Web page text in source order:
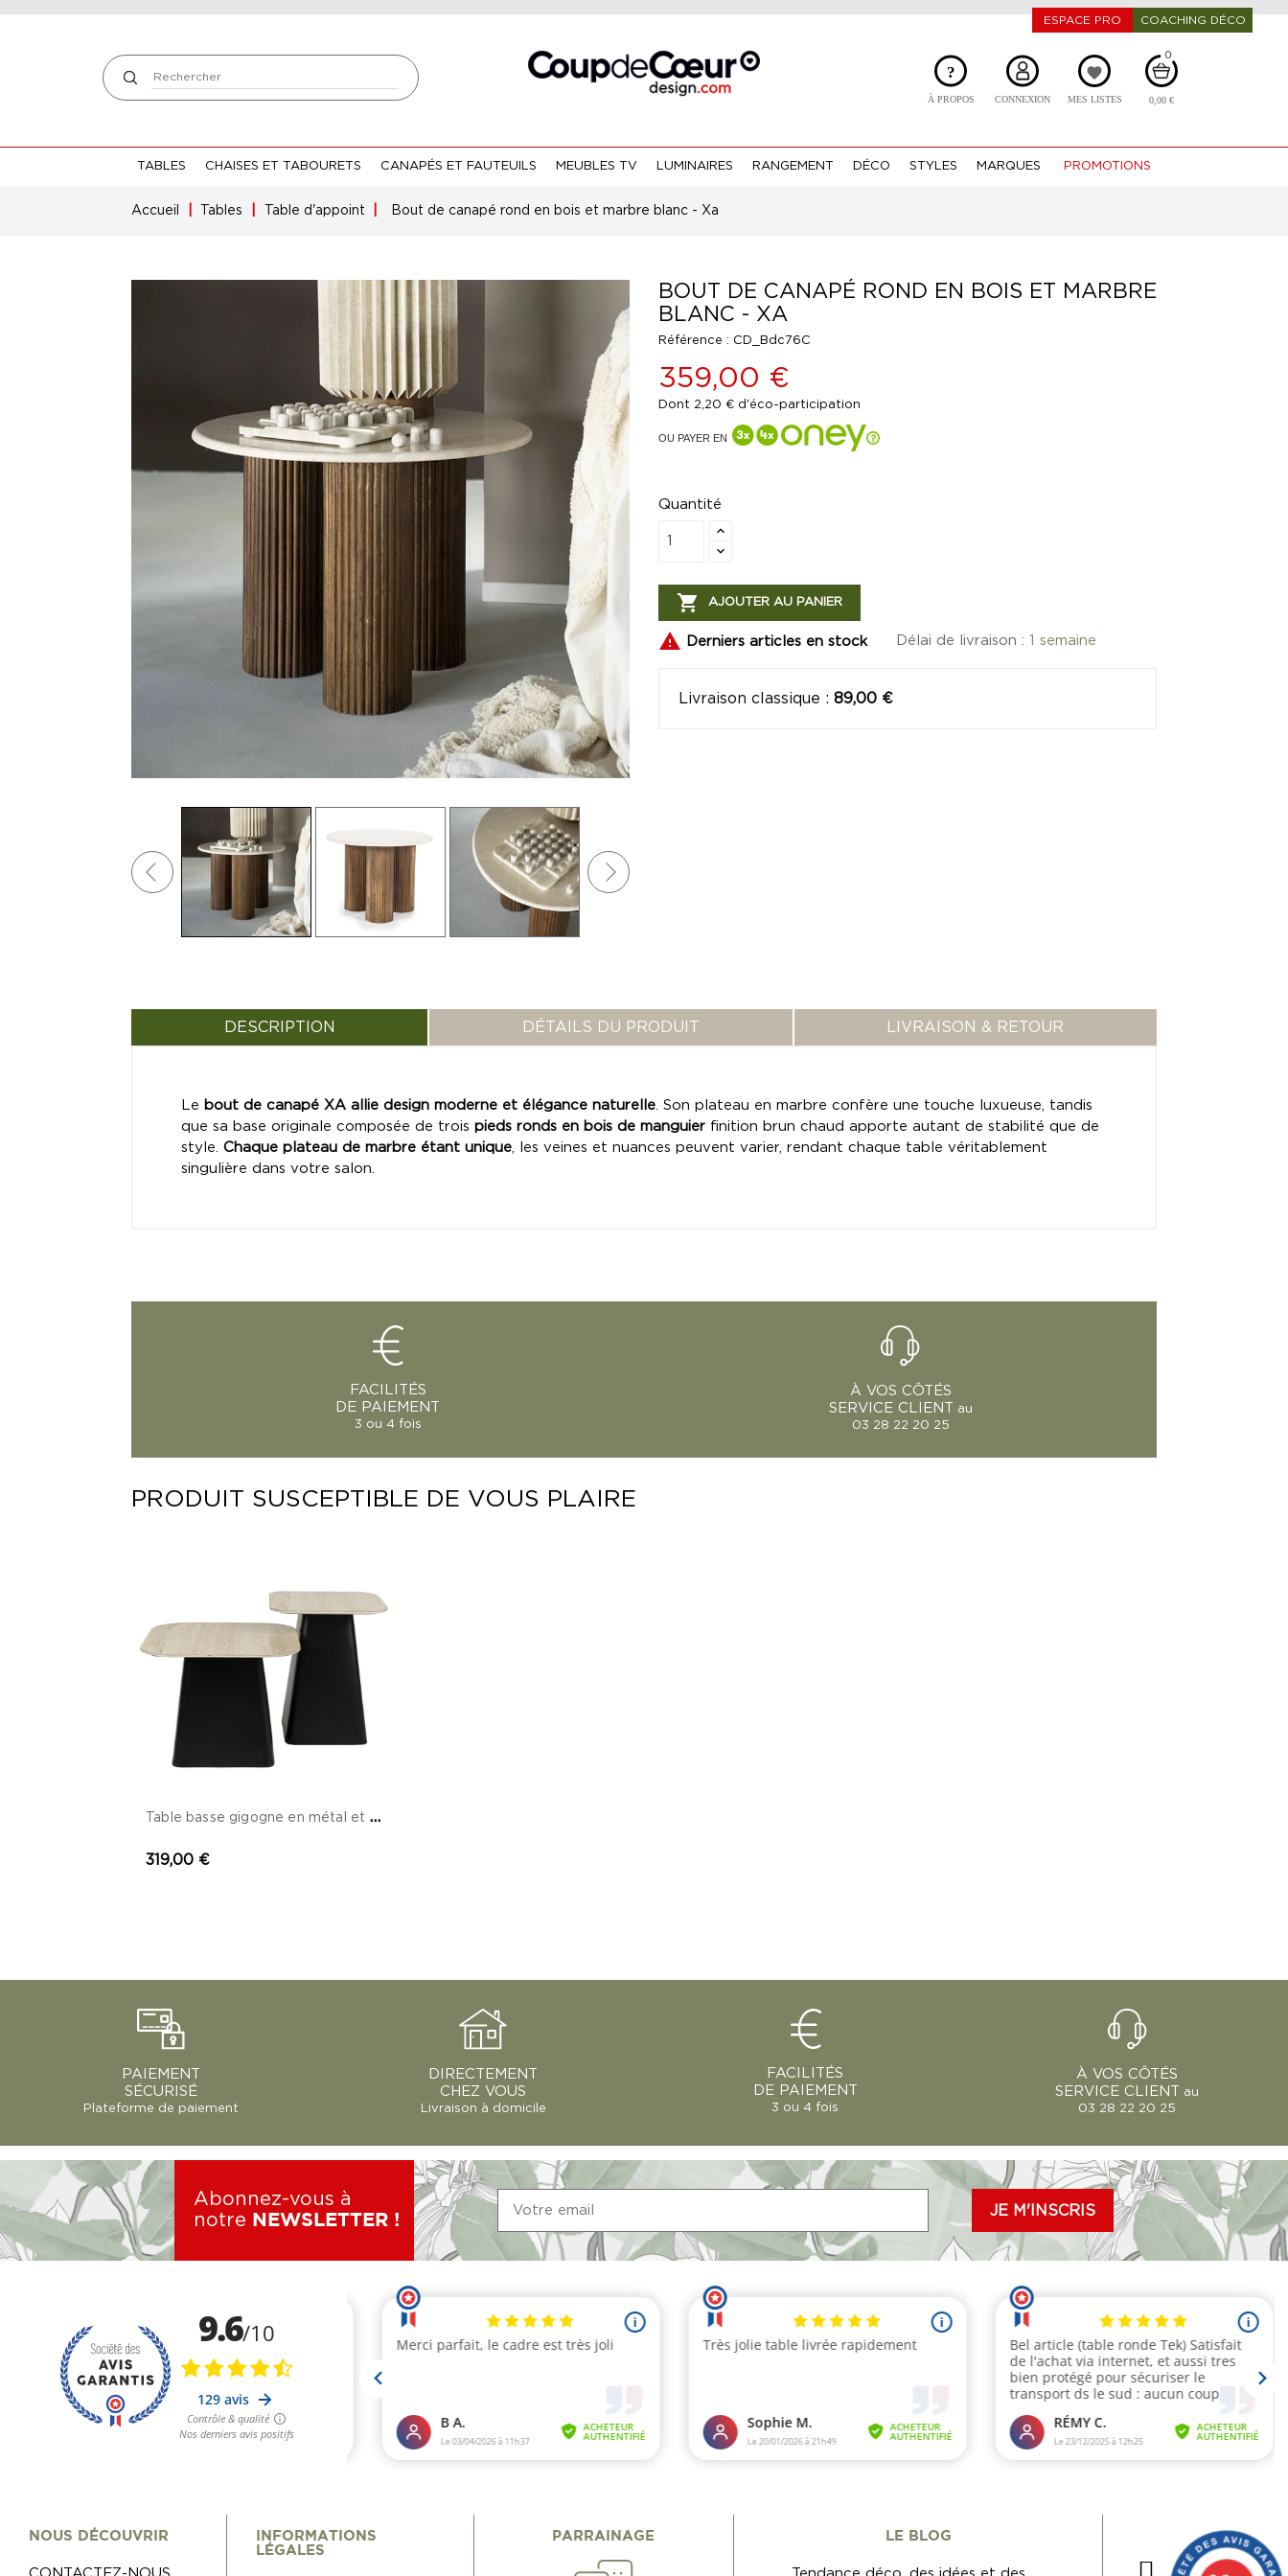
?
À PROPOS CONNEXION
favorite
MES LISTES 0,00 €
0
TABLES CHAISES ET TABOURETS CANAPÉS ET FAUTEUILS MEUBLES TV LUMINAIRES RANGEMENT DÉCO STYLES MARQUES PROMOTIONS
ESPACE PRO COACHING DÉCO
Accueil Tables Table d'appoint Bout de canapé rond en bois et marbre blanc - Xa
BOUT DE CANAPÉ ROND EN BOIS ET MARBRE
BLANC - XA
Référence : CD_Bdc76C
359,00 €
Dont 2,20 € d'éco-participation
OU PAYER EN
Quantité
 AJOUTER AU PANIER
 Derniers articles en stock Délai de livraison : 1 semaine
Livraison classique : 89,00 €
DESCRIPTION DÉTAILS DU PRODUIT LIVRAISON & RETOUR
Le bout de canapé XA allie design moderne et élégance naturelle. Son plateau en marbre confère une touche luxueuse, tandis
que sa base originale composée de trois pieds ronds en bois de manguier finition brun chaud apporte autant de stabilité que de
style. Chaque plateau de marbre étant unique, les veines et nuances peuvent varier, rendant chaque table véritablement
singulière dans votre salon.
FACILITÉS
DE PAIEMENT
3 ou 4 fois
À VOS CÔTÉS
SERVICE CLIENT
au
03 28 22 20 25
PRODUIT SUSCEPTIBLE DE VOUS PLAIRE
T
able basse gigogne en métal et céramique effet travertin...
319,00 €
PAIEMENT
SÉCURISÉ
Plateforme de paiement
DIRECTEMENT
CHEZ VOUS
Livraison à domicile
FACILITÉS
DE PAIEMENT
3 ou 4 fois
À VOS CÔTÉS
SERVICE CLIENT
au
03 28 22 20 25
Abonnez-vous à
notre
NEWSLETTER !
NOUS DÉCOUVRIR
INFORMATIONS
LÉGALES
PARRAINAGE LE BLOG